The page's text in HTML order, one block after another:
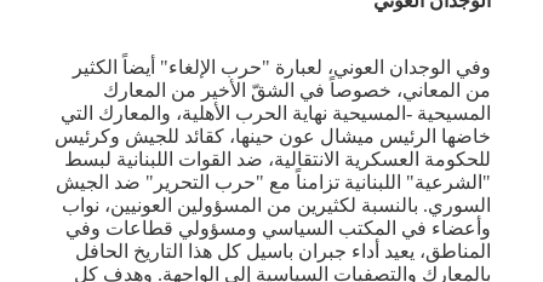
وفي الوجدان العوني، لعبارة "حرب الإلغاء" أيضاً الكثير
من المعاني، خصوصاً في الشقّ الأخير من المعارك
المسيحية -المسيحية نهاية الحرب الأهلية، والمعارك التي
خاضها الرئيس ميشال عون حينها، كقائد للجيش وكرئيس
للحكومة العسكرية الانتقالية، ضد القوات اللبنانية لبسط
"الشرعية" اللبنانية تزامناً مع "حرب التحرير" ضد الجيش
السوري. بالنسبة لكثيرين من المسؤولين العونيين، نواب
وأعضاء في المكتب السياسي ومسؤولي قطاعات وفي
المناطق، يعيد أداء جبران باسيل كل هذا التاريخ الحافل
بالمعارك والتصفيات السياسية إلى الواجهة. وهدف كل